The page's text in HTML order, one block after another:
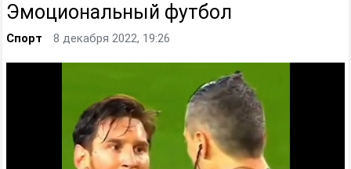
Эмоциональный футбол
Спорт 8 декабря 2022, 19:26